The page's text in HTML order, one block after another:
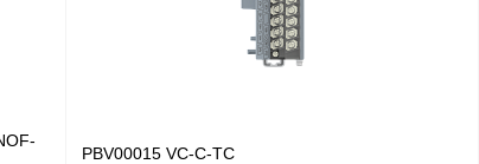
PBV00015 VC-C-TC